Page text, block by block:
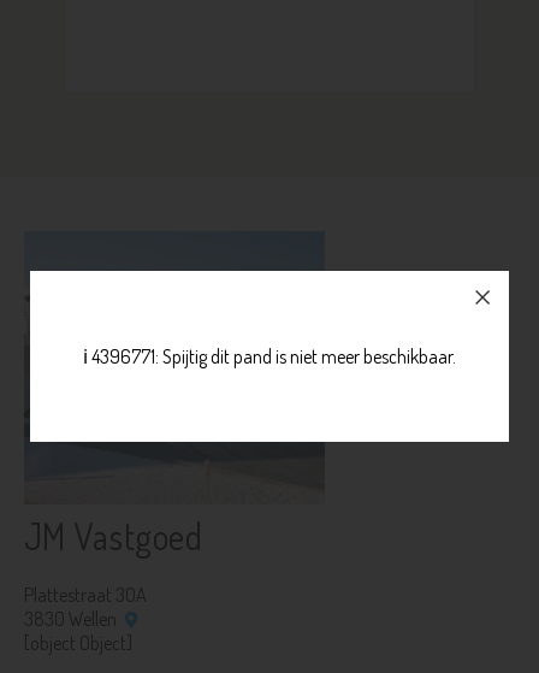
JM Vastgoed
Plattestraat 30A
3830 Wellen
[object Object]
ℹ️ 4396771: Spijtig dit pand is niet meer beschikbaar.